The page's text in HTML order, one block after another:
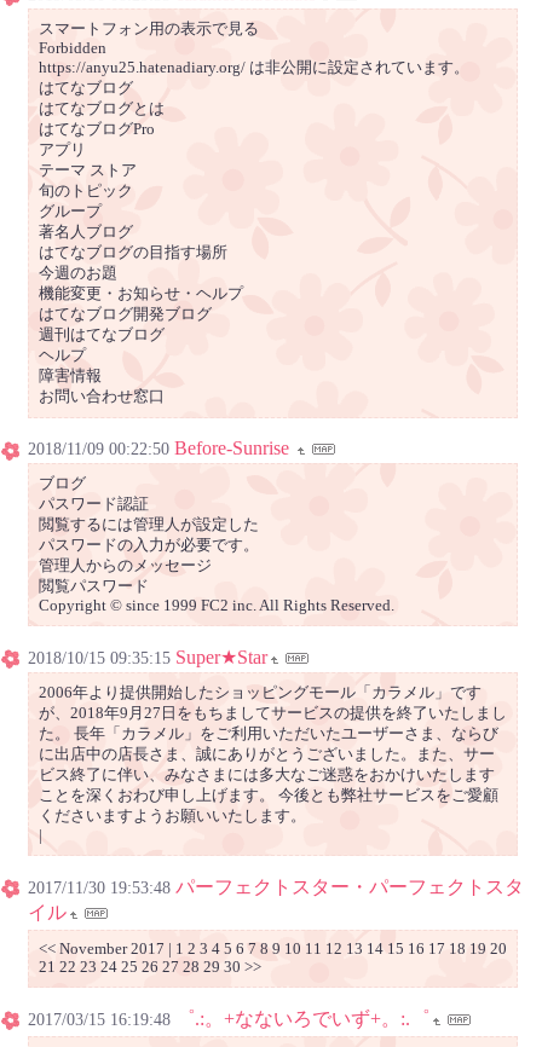
スマートフォン用の表示で見る
Forbidden
https://anyu25.hatenadiary.org/ は非公開に設定されています。
はてなブログ
はてなブログとは
はてなブログPro
アプリ
テーマ ストア
旬のトピック
グループ
著名人ブログ
はてなブログの目指す場所
今週のお題
機能変更・お知らせ・ヘルプ
はてなブログ開発ブログ
週刊はてなブログ
ヘルプ
障害情報
お問い合わせ窓口
2018/11/09 00:22:50 Before-Sunrise
ブログ
パスワード認証
閲覧するには管理人が設定した
パスワードの入力が必要です。
管理人からのメッセージ
閲覧パスワード
Copyright © since 1999 FC2 inc. All Rights Reserved.
2018/10/15 09:35:15 Super★Star
2006年より提供開始したショッピングモール「カラメル」です
が、2018年9月27日をもちましてサービスの提供を終了いたしまし
た。 長年「カラメル」をご利用いただいたユーザーさま、ならび
に出店中の店長さま、誠にありがとうございました。また、サー
ビス終了に伴い、みなさまには多大なご迷惑をおかけいたします
ことを深くおわび申し上げます。 今後とも弊社サービスをご愛顧
くださいますようお願いいたします。
|
2017/11/30 19:53:48 パーフェクトスター・パーフェクトスタ
イル
<< November 2017 | 1 2 3 4 5 6 7 8 9 10 11 12 13 14 15 16 17 18 19 20
21 22 23 24 25 26 27 28 29 30 >>
2017/03/15 16:19:48 ゜.:。+なないろでいず+。:.゜